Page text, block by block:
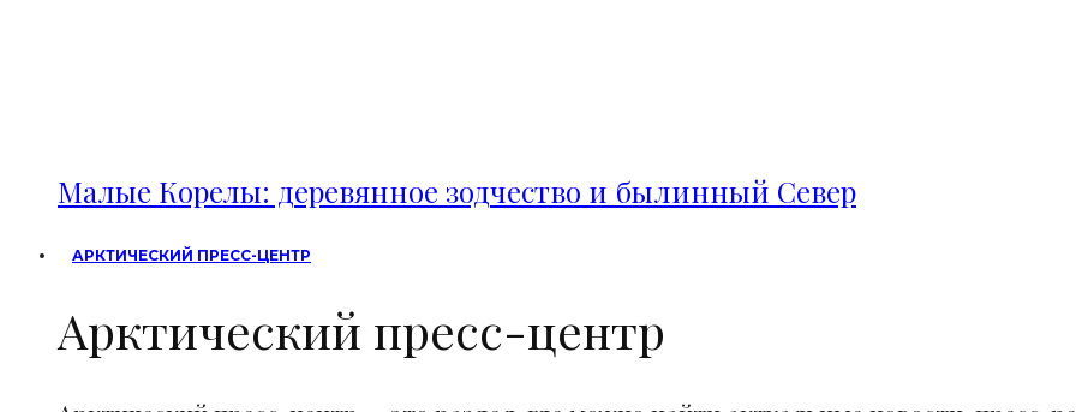
Малые Корелы: деревянное зодчество и былинный Север
АРКТИЧЕСКИЙ ПРЕСС-ЦЕНТР
Арктический пресс-центр